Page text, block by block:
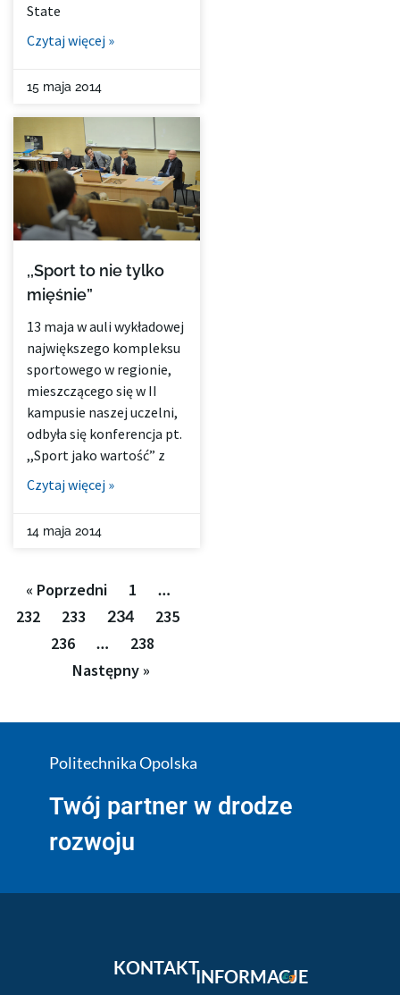
State
Czytaj więcej »
15 maja 2014
,,Sport to nie tylko
mięśnie”
13 maja w auli wykładowej
największego kompleksu
sportowego w regionie,
mieszczącego się w II
kampusie naszej uczelni,
odbyła się konferencja pt.
,,Sport jako wartość” z
Czytaj więcej »
14 maja 2014
« Poprzedni 1 …
232 233 234
235
236
…
238
Następny »
Politechnika Opolska
Twój partner w drodze
rozwoju
KONTAKTINFORMACJE